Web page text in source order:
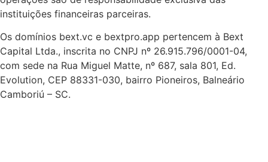
instituições financeiras parceiras.
Os domínios bext.vc e bextpro.app pertencem à Bext
Capital Ltda., inscrita no CNPJ nº 26.915.796/0001-04,
com sede na Rua Miguel Matte, nº 687, sala 801, Ed.
Evolution, CEP 88331-030, bairro Pioneiros, Balneário
Camboriú – SC.